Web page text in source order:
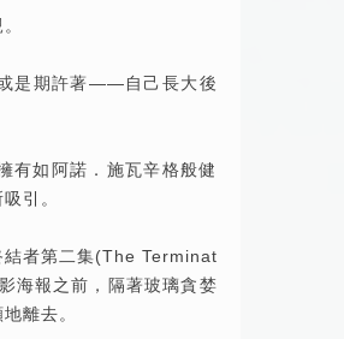
是期許著——自己長大後
有如阿諾．施瓦辛格般健
引。
結者第二集(The Terminat
海報之前，隔著玻璃貪婪
離去。